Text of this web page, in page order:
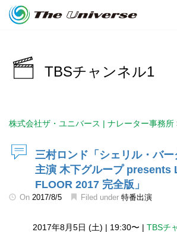
TBSチャンネル1
株式会社ザ・ユニバース | ナレーター事務所
三村ロンド「シェリル・バ
主演 木下グループ presents
FLOOR 2017 完全版」
On 2017/8/5 Filed under 特番出演
2017年8月5日 (土) | 19:30〜 | TBSチ